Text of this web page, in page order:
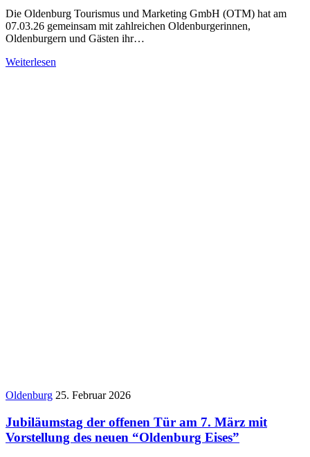
Die Oldenburg Tourismus und Marketing GmbH (OTM) hat am
07.03.26 gemeinsam mit zahlreichen Oldenburgerinnen,
Oldenburgern und Gästen ihr…
Weiterlesen
Oldenburg 25. Februar 2026
Jubiläumstag der offenen Tür am 7. März mit
Vorstellung des neuen “Oldenburg Eises”